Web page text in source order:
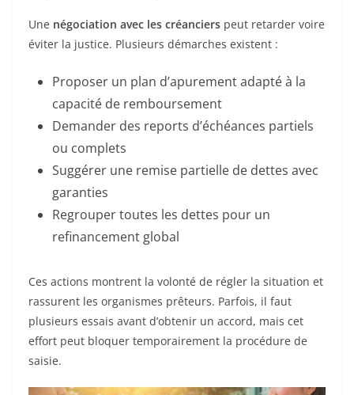
Une négociation avec les créanciers peut retarder voire
éviter la justice. Plusieurs démarches existent :
Proposer un plan d’apurement adapté à la
capacité de remboursement
Demander des reports d’échéances partiels
ou complets
Suggérer une remise partielle de dettes avec
garanties
Regrouper toutes les dettes pour un
refinancement global
Ces actions montrent la volonté de régler la situation et
rassurent les organismes prêteurs. Parfois, il faut
plusieurs essais avant d’obtenir un accord, mais cet
effort peut bloquer temporairement la procédure de
saisie.